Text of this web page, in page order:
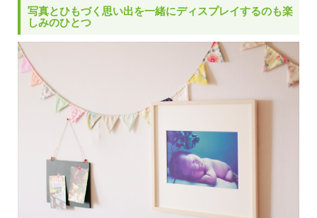
写真とひもづく思い出を一緒にディスプレイするのも楽
しみのひとつ